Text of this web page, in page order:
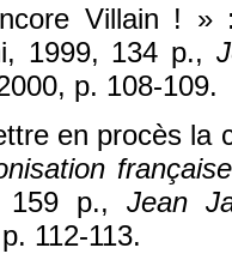
Villain ! »
1999, 134 p.,
p. 108-109.
en procès la
159 p., Jean
112-113.